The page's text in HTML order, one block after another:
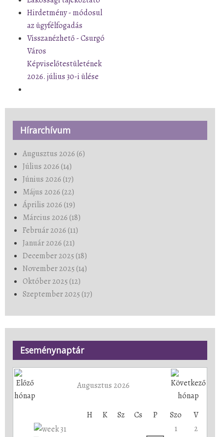
Hirdetmény - módosul
az ügyfélfogadás
Visszanézhető - Csurgó
Város
Képviselőtestületének
2026. július 30-i ülése
Hírarchívum
Augusztus 2026 (6)
Július 2026 (14)
Június 2026 (17)
Május 2026 (22)
Április 2026 (19)
Március 2026 (18)
Február 2026 (11)
Január 2026 (21)
December 2025 (18)
November 2025 (14)
Október 2025 (12)
Szeptember 2025 (17)
Eseménynaptár
Augusztus 2026
H K Sz Cs P Szo
V
1
2